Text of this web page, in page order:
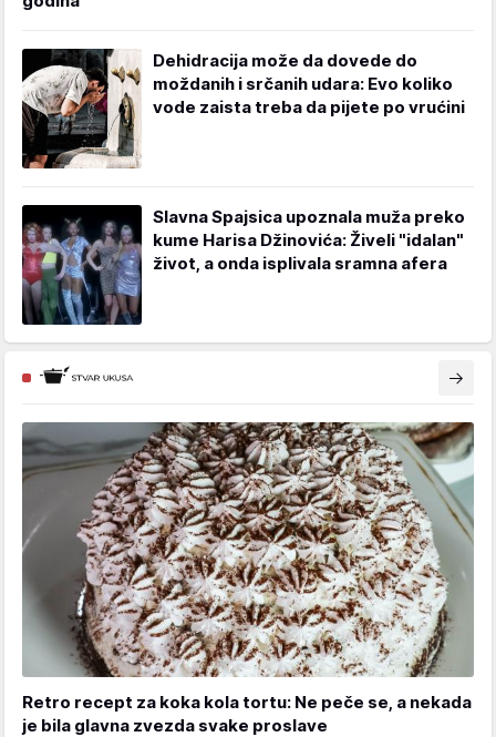
Dehidracija može da dovede do
moždanih i srčanih udara: Evo koliko
vode zaista treba da pijete po vrućini
Slavna Spajsica upoznala muža preko
kume Harisa Džinovića: Živeli "idalan"
život, a onda isplivala sramna afera
Retro recept za koka kola tortu: Ne peče se, a nekada
je bila glavna zvezda svake proslave